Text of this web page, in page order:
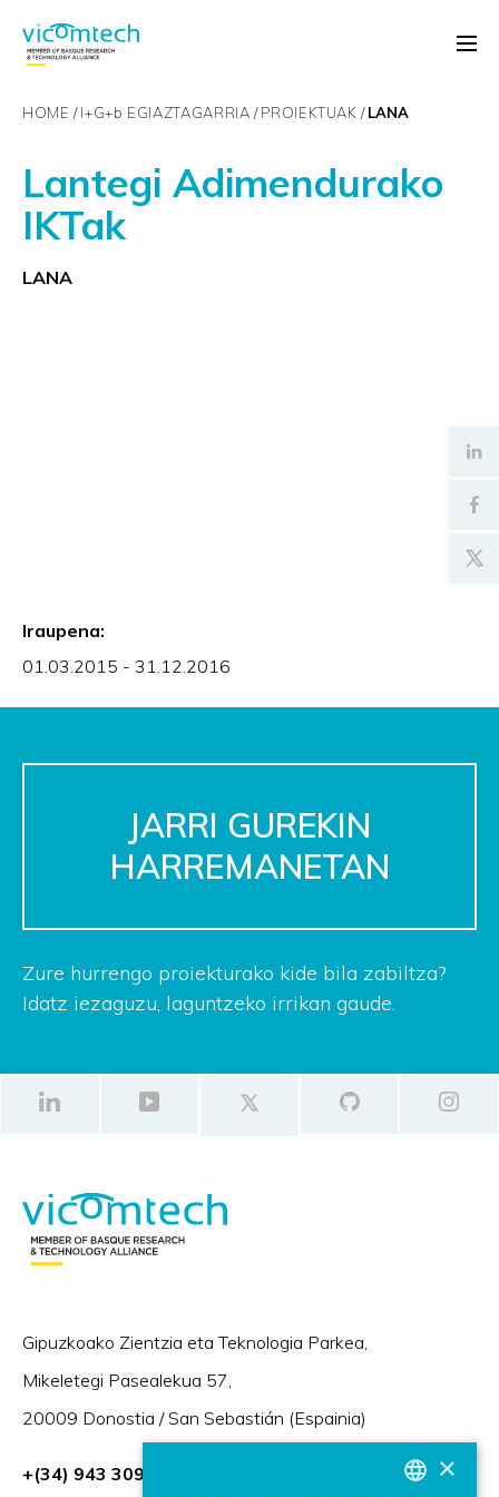
HOME I+G+b EGIAZTAGARRIA PROIEKTUAK LANA
Lantegi Adimendurako
IKTak
LANA
Iraupena:
01.03.2015 - 31.12.2016
JARRI GUREKIN
HARREMANETAN
Zure hurrengo proiekturako kide bila zabiltza?
Idatz iezaguzu, laguntzeko irrikan gaude.
Gipuzkoako Zientzia eta Teknologia Parkea,
Mikeletegi Pasealekua 57,
20009 Donostia / San Sebastián (Espainia)
+(34) 943 309 230 ×